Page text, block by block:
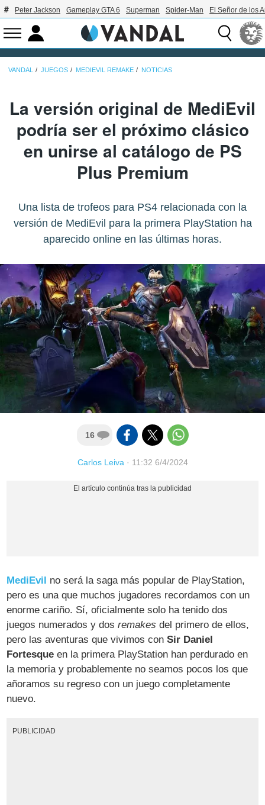
Peter Jackson Gameplay GTA 6 Superman Spider-Man El Señor de los
VANDAL JUEGOS MEDIEVIL REMAKE NOTICIAS
La versión original de MediEvil
podría ser el próximo clásico
en unirse al catálogo de PS
Plus Premium
Una lista de trofeos para PS4 relacionada con la
versión de MediEvil para la primera PlayStation ha
aparecido online en las últimas horas.
16
Carlos Leiva· 11:32 6/4/2024
MediEvil no será la saga más popular de PlayStation,
pero es una que muchos jugadores recordamos con un
enorme cariño. Sí, oficialmente solo ha tenido dos
juegos numerados y dosremakes del primero de ellos,
pero las aventuras que vivimos conSir Daniel
Fortesque en la primera PlayStation han perdurado en
la memoria y probablemente no seamos pocos los que
añoramos su regreso con un juego completamente
nuevo.
PUBLICIDAD